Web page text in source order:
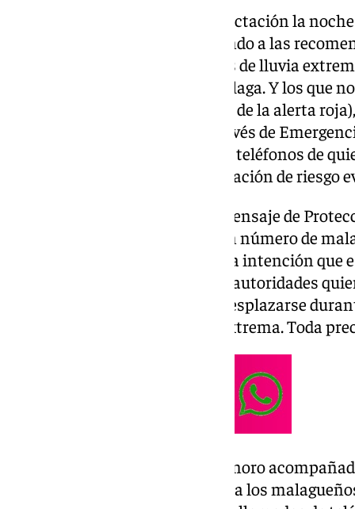
Los malagueños viven con expectación la
. Mirando al cielo y atendiendo a las
por si los partes meteorológicos de lluvia
comarcas de la provincia de Málaga. Y los que
queda alguien sin estar al tanto de la alerta
alarma de Protección Civil a través de
ES-Alert ha sido activado en los teléfonos de
lleguen los avisos ante una situación de riesgo
Varios pitidos, vibración y un mensaje de
dispositivos móviles de un buen número de
evidente, aunque con una buena intención que
alerta roja es una realidad y las autoridades
consciente de que no hay que desplazarse
13 si no es por una obligación extrema. Toda
Eso sí, el estridente mensaje sonoro
no ha pasado desapercibido para los